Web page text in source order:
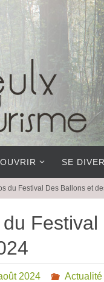
SE
du Festival Des Ballons et
2024 Actualité